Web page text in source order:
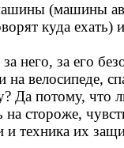
(машины
куда ехать)
за его
велосипеде,
Да потому, что
стороже,
техника их